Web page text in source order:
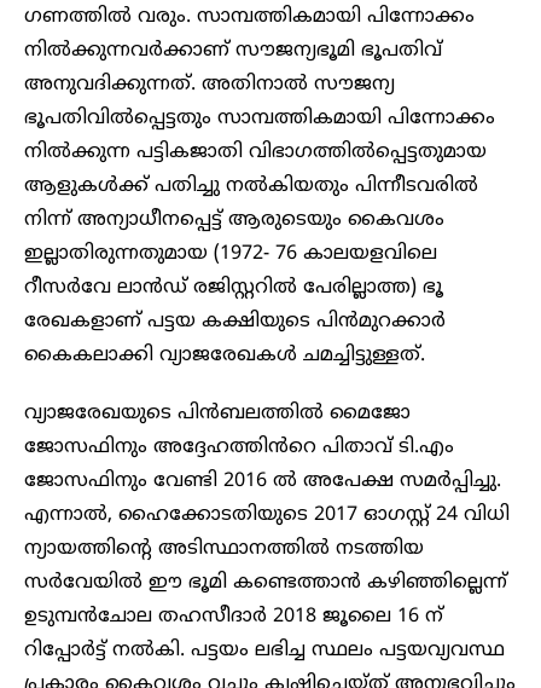
ഗണത്തിൽ വരും. സാമ്പത്തികമായി പിന്നോക്കം
നിൽക്കുന്നവർക്കാണ് സൗജന്യഭൂമി ഭൂപതിവ്
അനുവദിക്കുന്നത്. അതിനാൽ സൗജന്യ
ഭൂപതിവിൽപ്പെട്ടതും സാമ്പത്തികമായി പിന്നോക്കം
നിൽക്കുന്ന പട്ടികജാതി വിഭാഗത്തിൽപ്പെട്ടതുമായ
ആളുകൾക്ക് പതിച്ചു നൽകിയതും പിന്നീടവരില്‍
നിന്ന് അന്യാധീനപ്പെട്ട് ആരുടെയും കൈവശം
ഇല്ലാതിരുന്നതുമായ (1972- 76 കാലയളവിലെ
റീസർവേ ലാൻഡ് രജിസ്റ്ററിൽ പേരില്ലാത്ത) ഭൂ
രേഖകളാണ് പട്ടയ കക്ഷിയുടെ പിൻമുറക്കാർ
കൈകലാക്കി വ്യാജരേഖകൾ ചമച്ചിട്ടുള്ളത്.
വ്യാജരേഖയുടെ പിൻബലത്തിൽ മൈജോ
ജോസഫിനും അദ്ദേഹത്തിൻറെ പിതാവ് ടി.എം
ജോസഫിനും വേണ്ടി 2016 ൽ അപേക്ഷ സമർപ്പിച്ചു.
എന്നാൽ, ഹൈക്കോടതിയുടെ 2017 ഓഗസ്റ്റ് 24 വിധി
ന്യായത്തിന്റെ അടിസ്ഥാനത്തിൽ നടത്തിയ
സർവേയിൽ ഈ ഭൂമി കണ്ടെത്താൻ കഴിഞ്ഞില്ലെന്ന്
ഉടുമ്പൻചോല തഹസീദാർ 2018 ജൂലൈ 16 ന്
റിപ്പോർട്ട് നൽകി. പട്ടയം ലഭിച്ച സ്ഥലം പട്ടയവ്യവസ്ഥ